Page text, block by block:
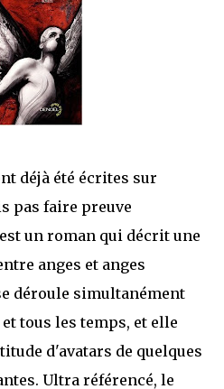
Olivier. Marlowe découvre une ville qu’il
la peur et le rigorisme de la Ligue,
rancœurs. La Dame d...
déjà été écrites sur
pas faire preuve
un roman qui décrit une
anges et anges
déroule simultanément
tous les temps, et elle
d'avatars de quelques
Ultra référencé, le